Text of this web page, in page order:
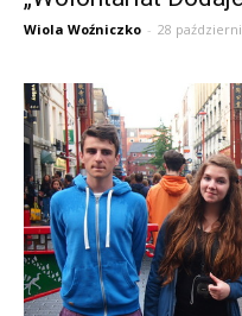
Wiola Woźniczko - 28